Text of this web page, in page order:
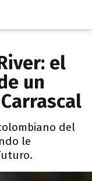
el
un
del
le